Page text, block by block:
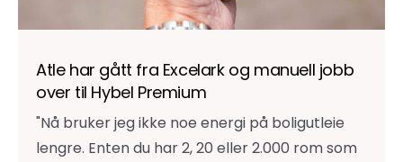
Atle har gått fra Excelark og manuell jobb
over til Hybel Premium
"Nå bruker jeg ikke noe energi på boligutleie
lengre. Enten du har 2, 20 eller 2.000 rom som